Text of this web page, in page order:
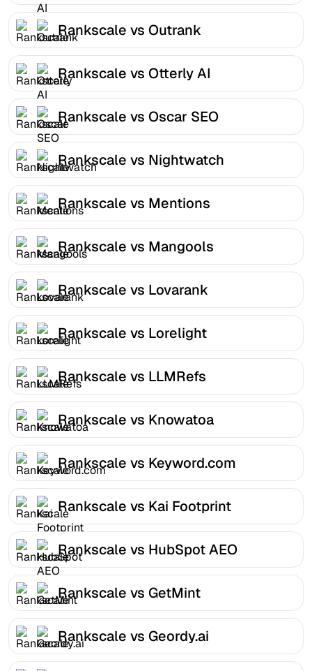
Rankscale vs Outrank
Rankscale vs Otterly AI
Rankscale vs Oscar SEO
Rankscale vs Nightwatch
Rankscale vs Mentions
Rankscale vs Mangools
Rankscale vs Lovarank
Rankscale vs Lorelight
Rankscale vs LLMRefs
Rankscale vs Knowatoa
Rankscale vs Keyword.com
Rankscale vs Kai Footprint
Rankscale vs HubSpot AEO
Rankscale vs GetMint
Rankscale vs Geordy.ai